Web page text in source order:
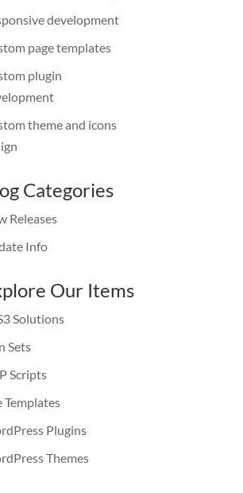
development
page templates
plugin
theme and icons
Categories
Releases
Info
Our Items
Solutions
Sets
Scripts
Templates
Plugins
Themes